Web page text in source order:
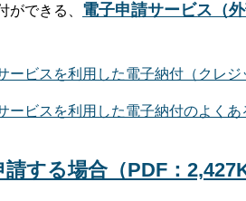
ができる、 電子申請サービス（
ービスを利用した電子納付（クレ
ービスを利用した電子納付のよくあ
する場合（PDF：